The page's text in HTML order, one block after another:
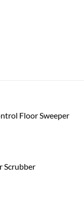
Floor Sweeper
Scrubber